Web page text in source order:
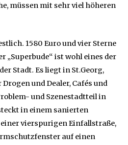
müssen mit sehr viel höheren
1580 Euro und vier Sterne
„Superbude“ ist wohl eines der
Stadt. Es liegt in St.Georg,
und Dealer, Cafés und
und Szenestadtteil in
in einem sanierten
vierspurigen Einfallstraße,
auf einen